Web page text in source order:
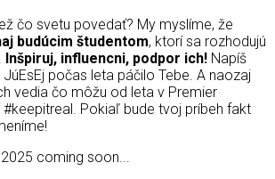
čo svetu povedať? My myslíme, že
budúcim študentom, ktorí sa rozhodujú
. Inšpiruj, influencni, podpor ich! Napíš
počas leta páčilo Tebe. A naozaj
vedia čo môžu od leta v Premier
Pokiaľ bude tvoj príbeh fakt
coming soon...